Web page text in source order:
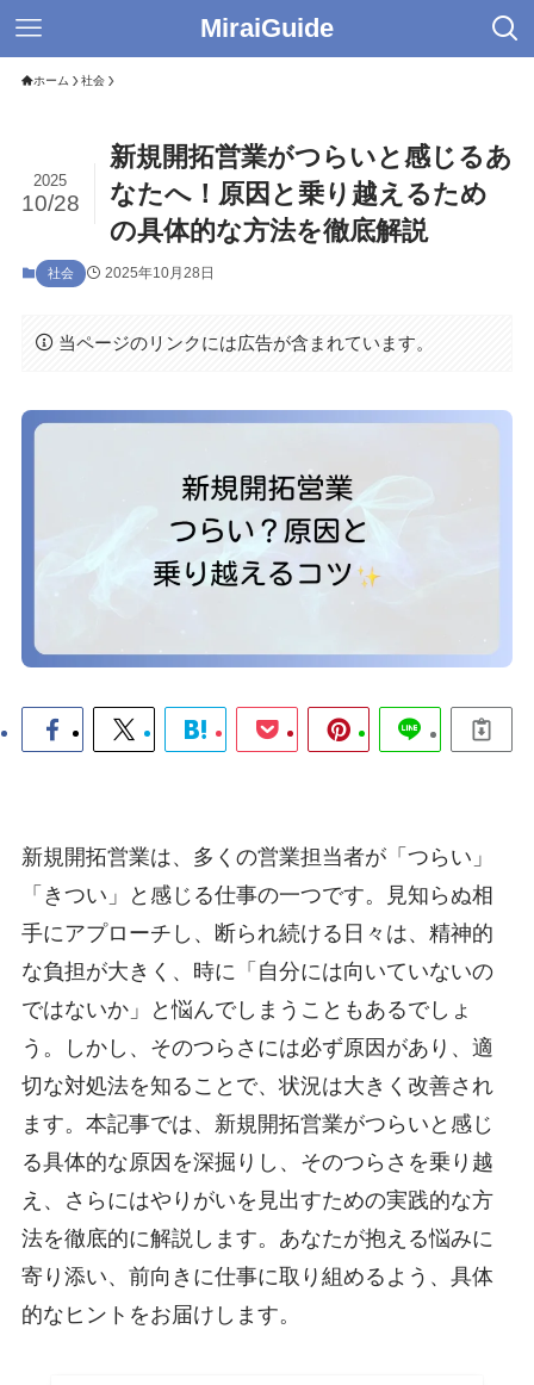
MiraiGuide
ホーム 社会
新規開拓営業がつらいと感じるあ
なたへ！原因と乗り越えるため
の具体的な方法を徹底解説
2025
10/28
社会 2025年10月28日
当ページのリンクには広告が含まれています。
新規開拓営業は、多くの営業担当者が「つらい」
「きつい」と感じる仕事の一つです。見知らぬ相
手にアプローチし、断られ続ける日々は、精神的
な負担が大きく、時に「自分には向いていないの
ではないか」と悩んでしまうこともあるでしょ
う。しかし、そのつらさには必ず原因があり、適
切な対処法を知ることで、状況は大きく改善され
ます。本記事では、新規開拓営業がつらいと感じ
る具体的な原因を深掘りし、そのつらさを乗り越
え、さらにはやりがいを見出すための実践的な方
法を徹底的に解説します。あなたが抱える悩みに
寄り添い、前向きに仕事に取り組めるよう、具体
的なヒントをお届けします。